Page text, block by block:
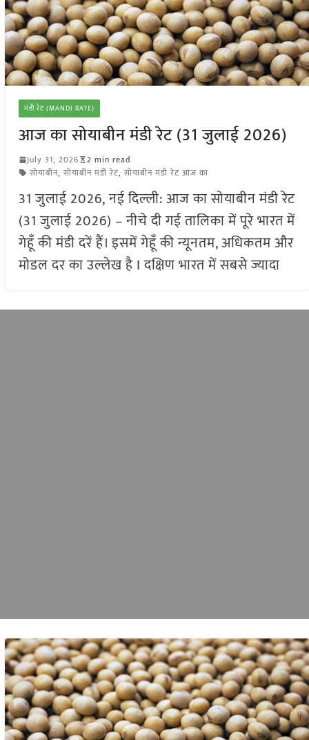
मंडी रेट (MANDI RATE)
आज का सोयाबीन मंडी रेट (31 जुलाई 2026)
July 31, 2026
2 min read
सोयाबीन, सोयाबीन मंडी रेट, सोयाबीन मंडी रेट आज का
31 जुलाई 2026, नई दिल्ली: आज का सोयाबीन मंडी रेट
(31 जुलाई 2026) – नीचे दी गई तालिका में पूरे भारत में
गेहूँ की मंडी दरें हैं। इसमें गेहूँ की न्यूनतम, अधिकतम और
मोडल दर का उल्लेख है I दक्षिण भारत में सबसे ज्यादा